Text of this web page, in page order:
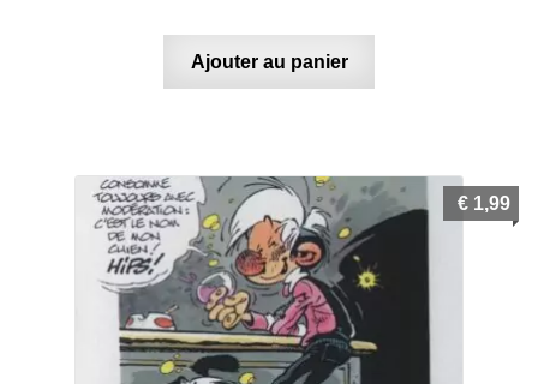
Ajouter au panier
€ 1,99